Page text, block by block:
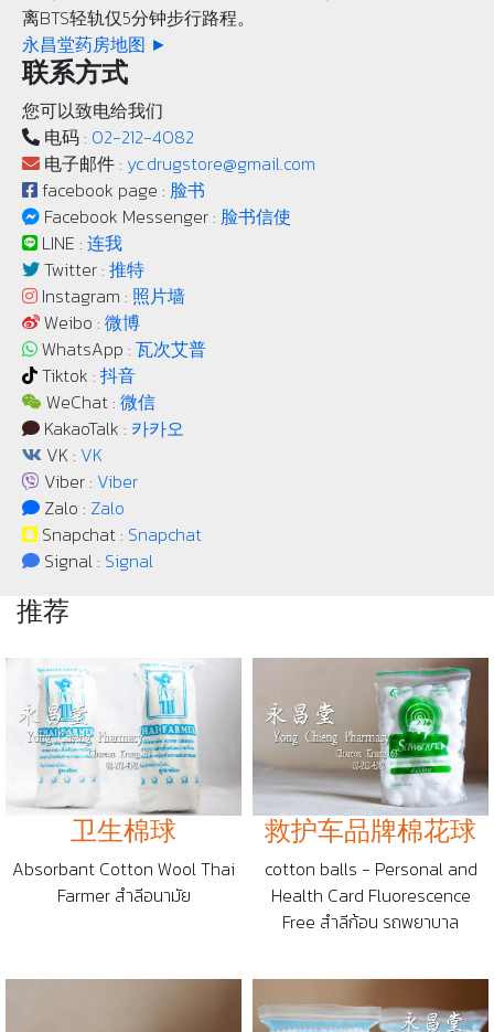
离BTS轻轨仅5分钟步行路程。
永昌堂药房地图 ►
联系方式
您可以致电给我们
电码 : 02-212-4082
电子邮件 : yc.drugstore@gmail.com
facebook page : 脸书
Facebook Messenger : 脸书信使
LINE : 连我
Twitter : 推特
Instagram : 照片墙
Weibo : 微博
WhatsApp : 瓦次艾普
Tiktok : 抖音
WeChat : 微信
KakaoTalk : 카카오
VK : VK
Viber : Viber
Zalo : Zalo
Snapchat : Snapchat
Signal : Signal
推荐
卫生棉球
Absorbant Cotton Wool Thai
Farmer สำลีอนามัย
救护车品牌棉花球
cotton balls - Personal and
Health Card Fluorescence
Free สำลีก้อน รถพยาบาล